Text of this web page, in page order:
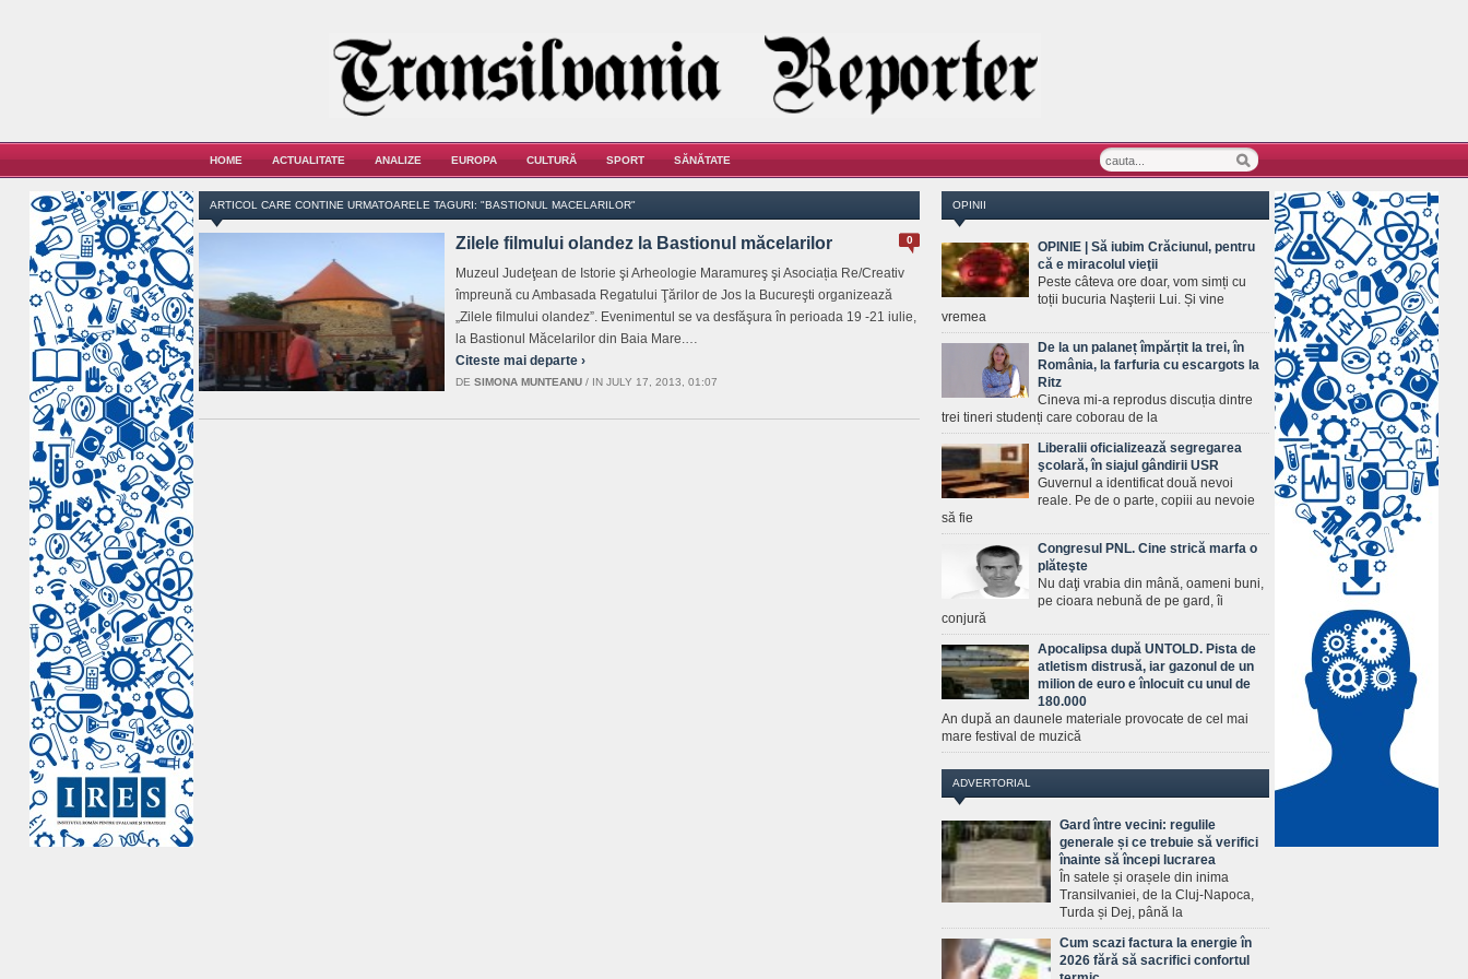
HOME ACTUALITATE ANALIZE EUROPA CULTURĂ SPORT SĂNĂTATE
ARTICOL CARE CONTINE URMATOARELE TAGURI: "BASTIONUL MACELARILOR"
0
Zilele filmului olandez la Bastionul măcelarilor
Muzeul Judeţean de Istorie şi Arheologie Maramureş şi Asociația Re/Creativ
împreună cu Ambasada Regatului Ţărilor de Jos la Bucureşti organizează
„Zilele filmului olandez”. Evenimentul se va desfăşura în perioada 19 -21 iulie,
la Bastionul Măcelarilor din Baia Mare.…
Citeste mai departe ›
DE SIMONA MUNTEANU / IN JULY 17, 2013, 01:07
OPINII
OPINIE | Să iubim Crăciunul, pentru
că e miracolul vieţii
Peste câteva ore doar, vom simți cu
toții bucuria Naşterii Lui. Și vine
vremea
De la un palaneț împărțit la trei, în
România, la farfuria cu escargots la
Ritz
Cineva mi-a reprodus discuția dintre
trei tineri studenți care coborau de la
Liberalii oficializează segregarea
şcolară, în siajul gândirii USR
Guvernul a identificat două nevoi
reale. Pe de o parte, copiii au nevoie
să fie
Congresul PNL. Cine strică marfa o
plăteşte
Nu daţi vrabia din mână, oameni buni,
pe cioara nebună de pe gard, îi
conjură
Apocalipsa după UNTOLD. Pista de
atletism distrusă, iar gazonul de un
milion de euro e înlocuit cu unul de
180.000
An după an daunele materiale provocate de cel mai
mare festival de muzică
ADVERTORIAL
Gard între vecini: regulile
generale și ce trebuie să verifici
înainte să începi lucrarea
În satele și orașele din inima
Transilvaniei, de la Cluj-Napoca,
Turda și Dej, până la
Cum scazi factura la energie în
2026 fără să sacrifici confortul